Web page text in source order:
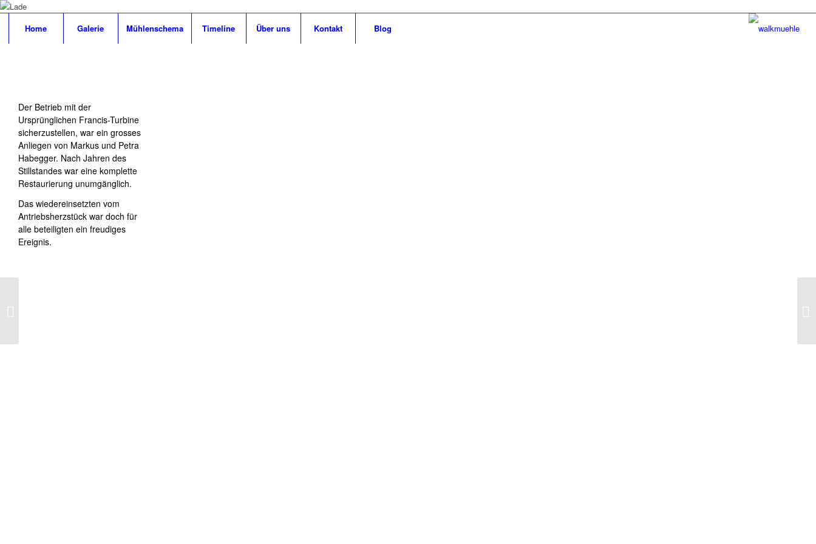
Home Galerie Mühlenschema Timeline Über uns Kontakt Blog
Der Betrieb mit der
Ursprünglichen Francis-Turbine
sicherzustellen, war ein grosses
Anliegen von Markus und Petra
Habegger. Nach Jahren des
Stillstandes war eine komplette
Restaurierung unumgänglich.
Das wiedereinsetzten vom
Antriebsherzstück war doch für
alle beteiligten ein freudiges
Ereignis.